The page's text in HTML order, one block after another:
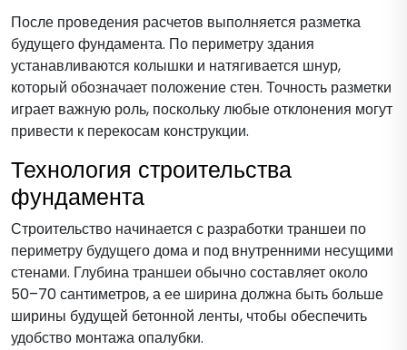
После проведения расчетов выполняется разметка
будущего фундамента. По периметру здания
устанавливаются колышки и натягивается шнур,
который обозначает положение стен. Точность разметки
играет важную роль, поскольку любые отклонения могут
привести к перекосам конструкции.
Технология строительства
фундамента
Строительство начинается с разработки траншеи по
периметру будущего дома и под внутренними несущими
стенами. Глубина траншеи обычно составляет около
50–70 сантиметров, а ее ширина должна быть больше
ширины будущей бетонной ленты, чтобы обеспечить
удобство монтажа опалубки.